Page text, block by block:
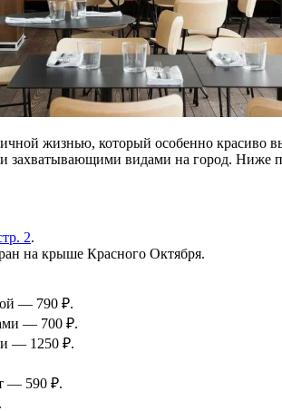
жизнью, который особенно красиво
видами на город. Ниже
2.
на крыше Красного Октября.
— 790 ₽.
— 700 ₽.
— 1250 ₽.
— 590 ₽.